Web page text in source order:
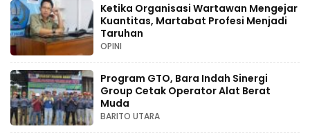
Ketika Organisasi Wartawan Mengejar
Kuantitas, Martabat Profesi Menjadi
Taruhan
OPINI
Program GTO, Bara Indah Sinergi
Group Cetak Operator Alat Berat
Muda
BARITO UTARA